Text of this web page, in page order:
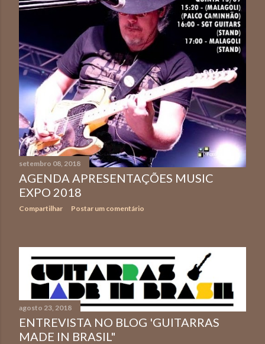
setembro 08, 2018
AGENDA APRESENTAÇÕES MUSIC
EXPO 2018
Compartilhar Postar um comentário
agosto 23, 2018
ENTREVISTA NO BLOG 'GUITARRAS
MADE IN BRASIL"